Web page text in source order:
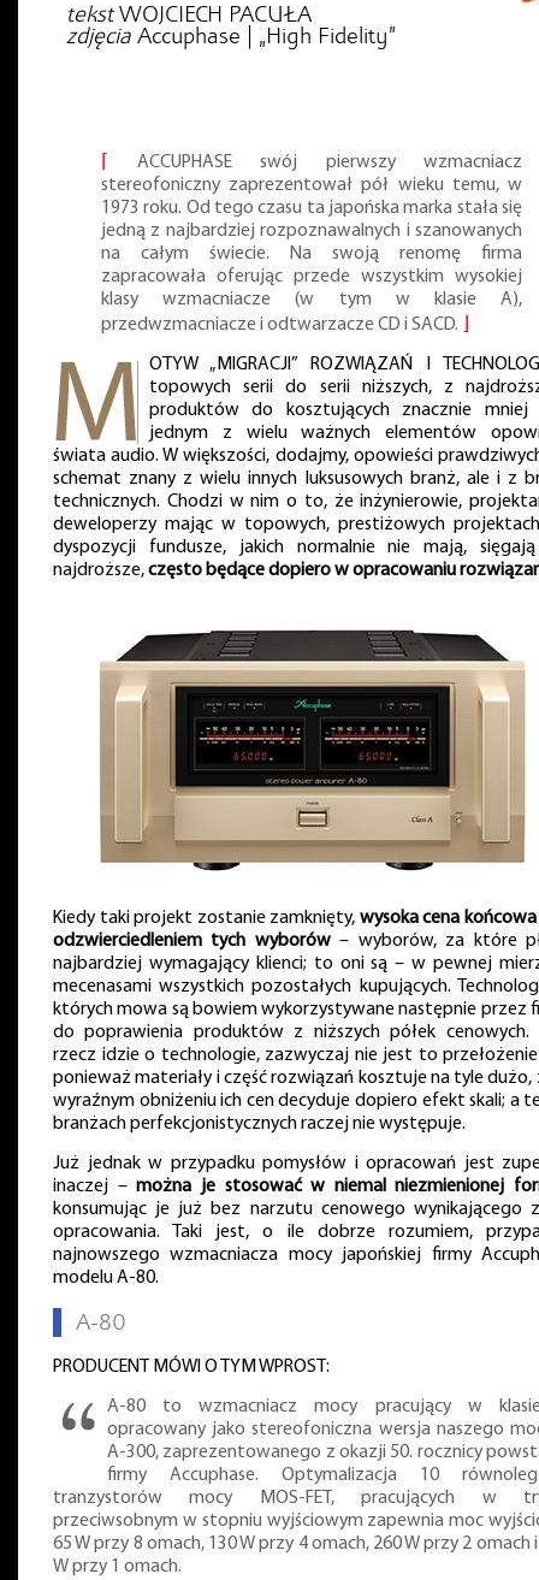
tekstWOJCIECH PACUŁA
zdjęcia Accuphase | „High Fidelity”
ACCUPHASE swój pierwszy wzmacniacz
stereofoniczny zaprezentował pół wieku temu, w
1973 roku. Od tego czasu ta japońska marka stała się
jedną z najbardziej rozpoznawalnych i szanowanych
na całym świecie. Na swoją renomę firma
zapracowała oferując przede wszystkim wysokiej
klasy wzmacniacze (w tym w klasie A),
przedwzmacniacze i odtwarzacze CD i SACD.
OTYW „MIGRACJI” ROZWIĄZAŃ I
topowych serii do serii niższych, z
produktów do kosztujących znacznie mniej
jednym z wielu ważnych elementów
świata audio. W większości, dodajmy, opowieści
schemat znany z wielu innych luksusowych branż, ale i z
technicznych. Chodzi w nim o to, że inżynierowie,
deweloperzy mając w topowych, prestiżowych
dyspozycji fundusze, jakich normalnie nie mają,
najdroższe,często będące dopiero w opracowaniu
Kiedy taki projekt zostanie zamknięty, wysoka cena
odzwierciedleniem tych wyborów– wyborów, za które
najbardziej wymagający klienci; to oni są – w pewnej
mecenasami wszystkich pozostałych kupujących.
których mowa są bowiem wykorzystywane następnie przez
do poprawienia produktów z niższych półek cenowych.
rzecz idzie o technologie, zazwyczaj nie jest to przełożenie
ponieważ materiały i część rozwiązań kosztuje na tyle dużo,
wyraźnym obniżeniu ich cen decyduje dopiero efekt skali; a
branżach perfekcjonistycznych raczej nie występuje.
Już jednak w przypadku pomysłów i opracowań jest
inaczej –można je stosować w niemal niezmienionej
konsumując je już bez narzutu cenowego wynikającego
opracowania. Taki jest, o ile dobrze rozumiem,
najnowszego wzmacniacza mocy japońskiej firmy
modelu A-80.
A-80
PRODUCENT MÓWI O TYM WPROST:
A-80 to wzmacniacz mocy pracujący w
opracowany jako stereofoniczna wersja naszego
A-300, zaprezentowanego z okazji 50. rocznicy
firmy Accuphase. Optymalizacja 10
tranzystorów mocy MOS-FET, pracujących w
przeciwsobnym w stopniu wyjściowym zapewnia moc
65 W przy 8 omach, 130 W przy 4 omach, 260 W przy 2 omach
W przy 1 omach.